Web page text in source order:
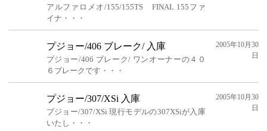
アルファロメオ/155/155TS FINAL 155ファ
イナ・・・
プジョー/406 ブレーク/ 入庫
プジョー/406 ブレーク/ ワンオーナーの４０
６ブレークです・・・
2005年10月30
日
プジョー/307/XSi 入庫
プジョー/307/XSi 現行モデルの307XSiが入庫
いたし・・・
2005年10月30
日